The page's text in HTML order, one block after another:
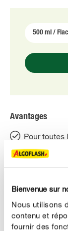
Bienvenue sur
Nous utilisons
contenu et
fournir des
Avantages
Pour toutes
jardin
Nutriments
Diminution
Utilisable